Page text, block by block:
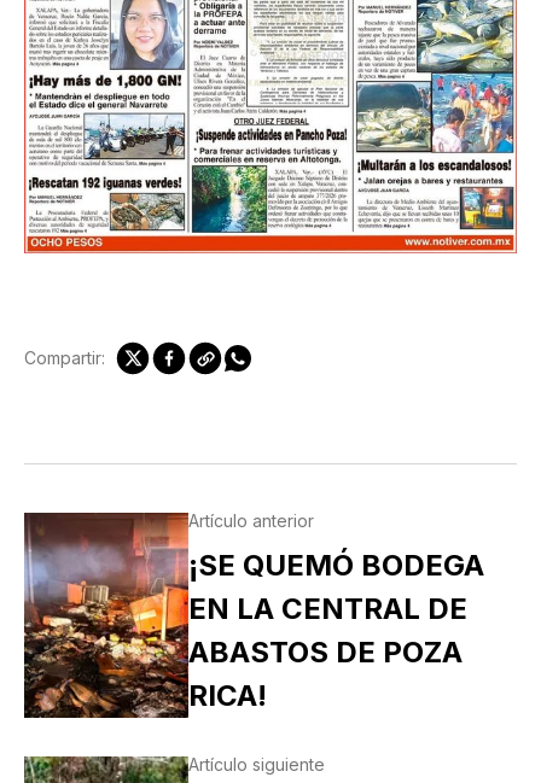
Compartir:
Artículo anterior
¡SE QUEMÓ BODEGA
EN LA CENTRAL DE
ABASTOS DE POZA
RICA!
Artículo siguiente